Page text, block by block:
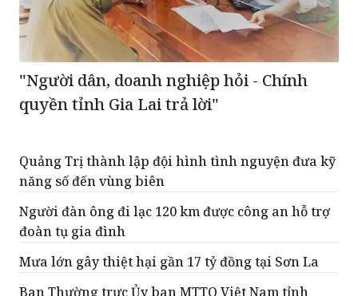
"Người dân, doanh nghiệp hỏi - Chính
quyền tỉnh Gia Lai trả lời"
Quảng Trị thành lập đội hình tình nguyện đưa kỹ
năng số đến vùng biên
Người đàn ông đi lạc 120 km được công an hỗ trợ
đoàn tụ gia đình
Mưa lớn gây thiệt hại gần 17 tỷ đồng tại Sơn La
Ban Thường trực Ủy ban MTTQ Việt Nam tỉnh